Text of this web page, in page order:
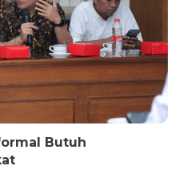
Butuh